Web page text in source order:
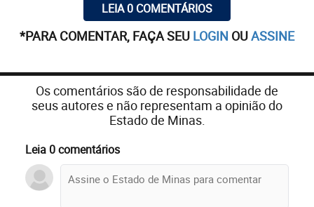
LEIA 0 COMENTÁRIOS
*PARA COMENTAR, FAÇA SEU LOGIN OUASSINE
Os comentários são de responsabilidade de
seus autores e não representam a opinião do
Estado de Minas.
Leia 0 comentários